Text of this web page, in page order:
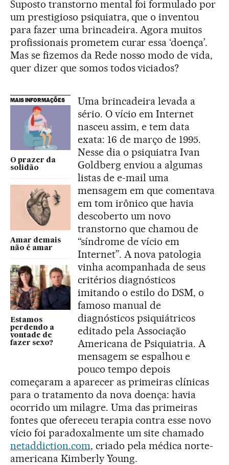
Suposto transtorno mental foi formulado por
um prestigioso psiquiatra, que o inventou
para fazer uma brincadeira. Agora muitos
profissionais prometem curar essa ‘doença’.
Mas se fizemos da Rede nosso modo de vida,
quer dizer que somos todos viciados?
MAIS INFORMAÇÕES
O prazer da
solidão
Amar demais
não é amar
Estamos
perdendo a
vontade de
fazer sexo?
Uma brincadeira levada a
sério. O vício em Internet
nasceu assim, e tem data
exata: 16 de março de 1995.
Nesse dia o psiquiatra Ivan
Goldberg enviou a algumas
listas de e-mail uma
mensagem em que comentava
em tom irônico que havia
descoberto um novo
transtorno que chamou de
“síndrome de vício em
Internet”. A nova patologia
vinha acompanhada de seus
critérios diagnósticos
imitando o estilo do DSM, o
famoso manual de
diagnósticos psiquiátricos
editado pela Associação
Americana de Psiquiatria. A
mensagem se espalhou e
pouco tempo depois
começaram a aparecer as primeiras clínicas
para o tratamento da nova doença: havia
ocorrido um milagre. Uma das primeiras
fontes que ofereceu terapia contra esse novo
vício foi paradoxalmente um site chamado
netaddiction.com, criado pela médica norte-
americana Kimberly Young.